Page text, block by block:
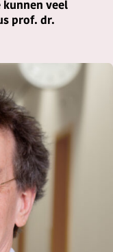
veel
prof. dr.